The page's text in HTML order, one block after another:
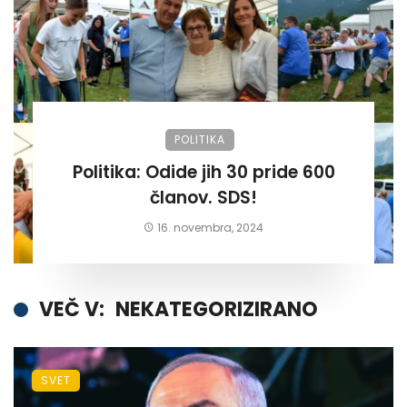
POLITIKA
Politika: Odide jih 30 pride 600
članov. SDS!
16. novembra, 2024
VEČ V: NEKATEGORIZIRANO
SVET